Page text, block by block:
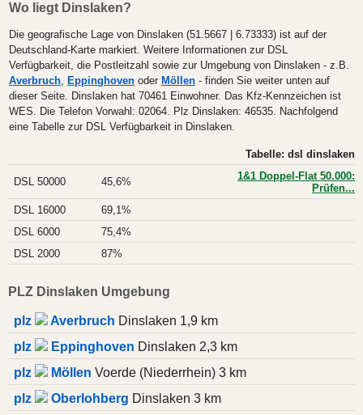
Wo liegt Dinslaken?
Die geografische Lage von Dinslaken (51.5667 | 6.73333) ist auf der
Deutschland-Karte markiert. Weitere Informationen zur DSL
Verfügbarkeit, die Postleitzahl sowie zur Umgebung von Dinslaken - z.B.
Averbruch, Eppinghoven oder Möllen - finden Sie weiter unten auf
dieser Seite. Dinslaken hat 70461 Einwohner. Das Kfz-Kennzeichen ist
WES. Die Telefon Vorwahl: 02064. Plz Dinslaken: 46535. Nachfolgend
eine Tabelle zur DSL Verfügbarkeit in Dinslaken.
Tabelle: dsl dinslaken
DSL 50000 45,6%
1&1 Doppel-Flat 50.000:
Prüfen...
DSL 16000
69,1%
DSL 6000
75,4%
DSL 2000
87%
PLZ Dinslaken Umgebung
plz Averbruch Dinslaken 1,9 km
plz
Eppinghoven Dinslaken 2,3 km
plz
Möllen Voerde (Niederrhein) 3 km
plz
Oberlohberg Dinslaken 3 km